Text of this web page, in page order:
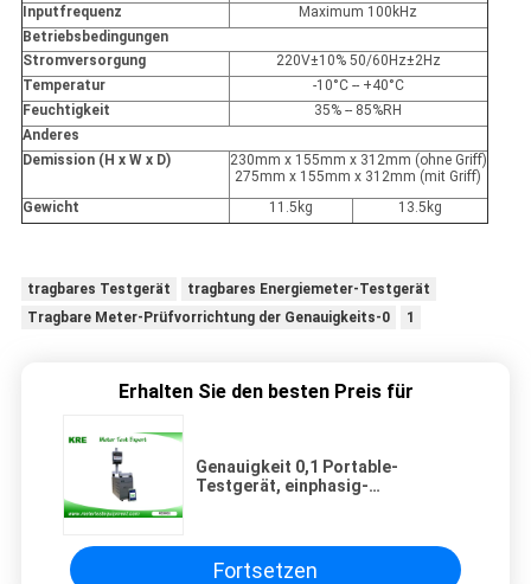
Inputfrequenz
Maximum 100kHz
Betriebsbedingungen
Stromversorgung
220V±10% 50/60Hz±2Hz
Temperatur
-10°C -- +40°C
Feuchtigkeit
35% -- 85%RH
Anderes
Demission (H x W x D)
230mm x 155mm x 312mm (ohne Griff)
275mm x 155mm x 312mm (mit Griff)
Gewicht
11.5kg 13.5kg
tragbares Testgerät
tragbares Energiemeter-Testgerät
Tragbare Meter-Prüfvorrichtung der Genauigkeits-0
1
Erhalten Sie den besten Preis für
Genauigkeit 0,1 Portable-
Testgerät, einphasig-
Fortsetzen